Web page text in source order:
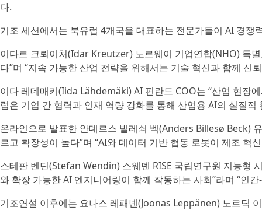
다.
기조 세션에서는 북유럽 4개국을 대표하는 전문가들이 AI 경
이다르 크뢰이처(Idar Kreutzer) 노르웨이 기업연합(NHO) 특
다”며 “지속 가능한 산업 전략을 위해서는 기술 혁신과 함께
이다 레데매키(Iida Lähdemäki) AI 핀란드 COO는 “산업 현장
럽은 기업 간 협력과 인재 역량 강화를 통해 산업용 AI의 실질적
온라인으로 발표한 안데르스 빌레쇠 벡(Anders Billesø Beck)
르고 확장성이 높다”며 “AI와 데이터 기반 협동 로봇이 제조 혁
스테판 벤딘(Stefan Wendin) 스웨덴 RISE 국립연구원 지능형
와 확장 가능한 AI 엔지니어링이 함께 작동하는 사회”라며 “인
기조연설 이후에는 요나스 레패넨(Joonas Leppänen) 노르딕